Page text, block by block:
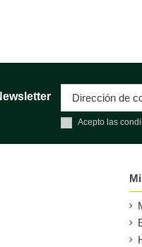
Acepto las